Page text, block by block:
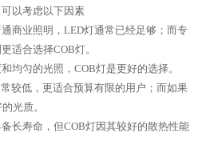
以考虑以下因素
商业照明，LED灯通常已经足够；而专
适合选择COB灯。
均匀的光照，COB灯是更好的选择。
较低，更适合预算有限的用户；而如果
光质。
长寿命，但COB灯因其较好的散热性能